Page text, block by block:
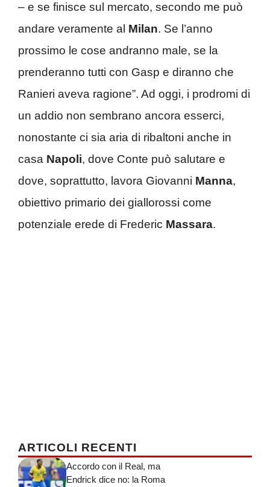
– e se finisce sul mercato, secondo me può
andare veramente al Milan. Se l’anno
prossimo le cose andranno male, se la
prenderanno tutti con Gasp e diranno che
Ranieri aveva ragione”. Ad oggi, i prodromi di
un addio non sembrano ancora esserci,
nonostante ci sia aria di ribaltoni anche in
casa Napoli, dove Conte può salutare e
dove, soprattutto, lavora Giovanni Manna,
obiettivo primario dei giallorossi come
potenziale erede di Frederic Massara.
ARTICOLI RECENTI
Accordo con il Real, ma
Endrick dice no: la Roma